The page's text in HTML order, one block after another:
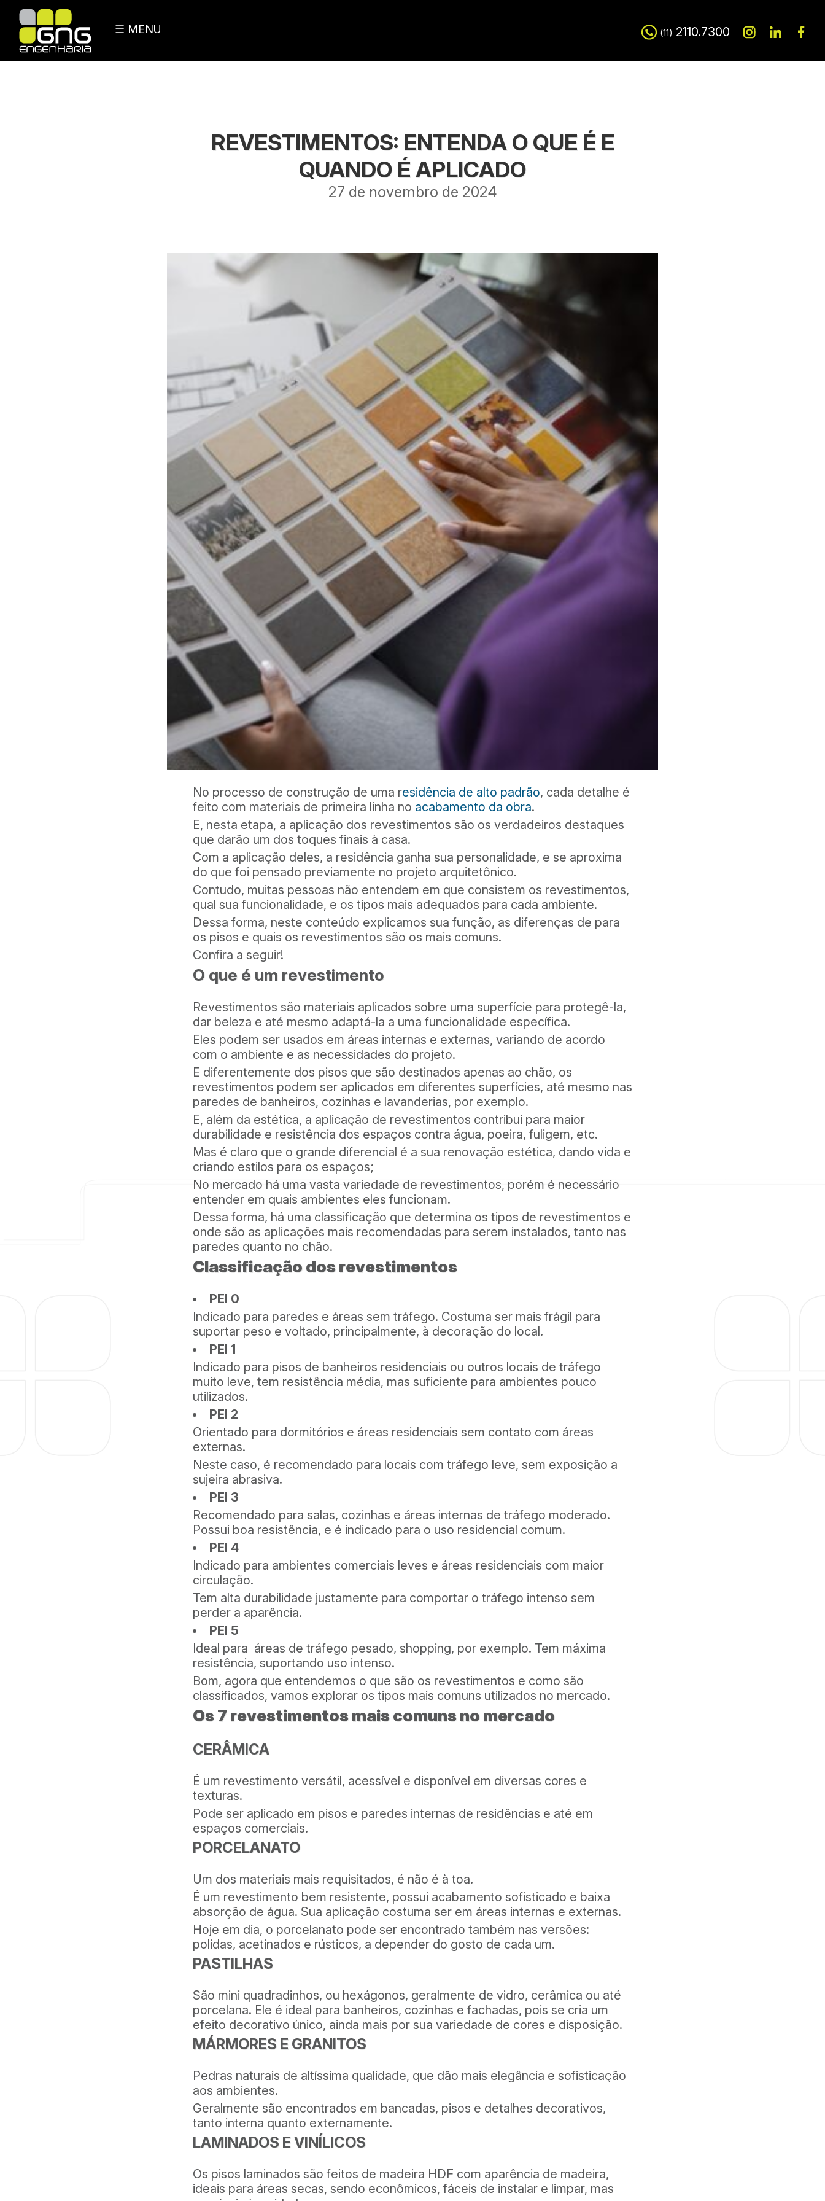
(11) 2110.7300
☰ MENU
REVESTIMENTOS: ENTENDA O QUE É E
QUANDO É APLICADO
27 de novembro de 2024
No processo de construção de uma residência de alto padrão, cada detalhe é
feito com materiais de primeira linha no acabamento da obra.
E, nesta etapa, a aplicação dos revestimentos são os verdadeiros destaques
que darão um dos toques finais à casa.
Com a aplicação deles, a residência ganha sua personalidade, e se aproxima
do que foi pensado previamente no projeto arquitetônico.
Contudo, muitas pessoas não entendem em que consistem os revestimentos,
qual sua funcionalidade, e os tipos mais adequados para cada ambiente.
Dessa forma, neste conteúdo explicamos sua função, as diferenças de para
os pisos e quais os revestimentos são os mais comuns.
Confira a seguir!
O que é um revestimento
Revestimentos são materiais aplicados sobre uma superfície para protegê-la,
dar beleza e até mesmo adaptá-la a uma funcionalidade específica.
Eles podem ser usados em áreas internas e externas, variando de acordo
com o ambiente e as necessidades do projeto.
E diferentemente dos pisos que são destinados apenas ao chão, os
revestimentos podem ser aplicados em diferentes superfícies, até mesmo nas
paredes de banheiros, cozinhas e lavanderias, por exemplo.
E, além da estética, a aplicação de revestimentos contribui para maior
durabilidade e resistência dos espaços contra água, poeira, fuligem, etc.
Mas é claro que o grande diferencial é a sua renovação estética, dando vida e
criando estilos para os espaços;
No mercado há uma vasta variedade de revestimentos, porém é necessário
entender em quais ambientes eles funcionam.
Dessa forma, há uma classificação que determina os tipos de revestimentos e
onde são as aplicações mais recomendadas para serem instalados, tanto nas
paredes quanto no chão.
Classificação dos revestimentos
PEI 0
Indicado para paredes e áreas sem tráfego. Costuma ser mais frágil para
suportar peso e voltado, principalmente, à decoração do local.
PEI 1
Indicado para pisos de banheiros residenciais ou outros locais de tráfego
muito leve, tem resistência média, mas suficiente para ambientes pouco
utilizados.
PEI 2
Orientado para dormitórios e áreas residenciais sem contato com áreas
externas.
Neste caso, é recomendado para locais com tráfego leve, sem exposição a
sujeira abrasiva.
PEI 3
Recomendado para salas, cozinhas e áreas internas de tráfego moderado.
Possui boa resistência, e é indicado para o uso residencial comum.
PEI 4
Indicado para ambientes comerciais leves e áreas residenciais com maior
circulação.
Tem alta durabilidade justamente para comportar o tráfego intenso sem
perder a aparência.
PEI 5
Ideal para áreas de tráfego pesado, shopping, por exemplo. Tem máxima
resistência, suportando uso intenso.
Bom, agora que entendemos o que são os revestimentos e como são
classificados, vamos explorar os tipos mais comuns utilizados no mercado.
Os 7 revestimentos mais comuns no mercado
CERÂMICA
É um revestimento versátil, acessível e disponível em diversas cores e
texturas.
Pode ser aplicado em pisos e paredes internas de residências e até em
espaços comerciais.
PORCELANATO
Um dos materiais mais requisitados, é não é à toa.
É um revestimento bem resistente, possui acabamento sofisticado e baixa
absorção de água. Sua aplicação costuma ser em áreas internas e externas.
Hoje em dia, o porcelanato pode ser encontrado também nas versões:
polidas, acetinados e rústicos, a depender do gosto de cada um.
PASTILHAS
São mini quadradinhos, ou hexágonos, geralmente de vidro, cerâmica ou até
porcelana. Ele é ideal para banheiros, cozinhas e fachadas, pois se cria um
efeito decorativo único, ainda mais por sua variedade de cores e disposição.
MÁRMORES E GRANITOS
Pedras naturais de altíssima qualidade, que dão mais elegância e sofisticação
aos ambientes.
Geralmente são encontrados em bancadas, pisos e detalhes decorativos,
tanto interna quanto externamente.
LAMINADOS E VINÍLICOS
Os pisos laminados são feitos de madeira HDF com aparência de madeira,
ideais para áreas secas, sendo econômicos, fáceis de instalar e limpar, mas